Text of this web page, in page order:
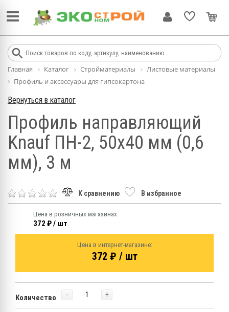
Главная Каталог Стройматериалы
Листовые материалы
Профиль и аксессуары для гипсокартона
Вернуться в каталог
Профиль направляющий
Knauf ПН-2, 50х40 мм (0,6
мм), 3 м
К сравнению В избранное
Цена в розничных магазинах:
372 ₽ / шт
Цена в интернет-магазине:
372 ₽ / шт
Количество - +